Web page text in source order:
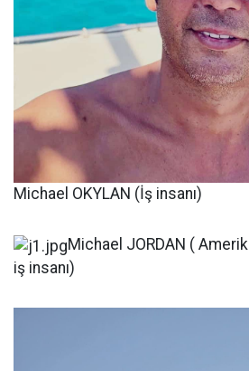
Michael OKYLAN (İş insanı)
Michael JORDAN (
iş insanı)